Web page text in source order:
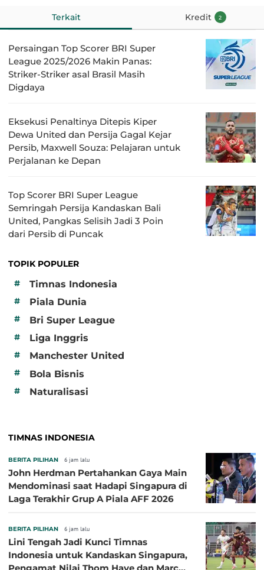
Terkait Kredit 2
Persaingan Top Scorer BRI Super
League 2025/2026 Makin Panas:
Striker-Striker asal Brasil Masih
Digdaya
Eksekusi Penaltinya Ditepis Kiper
Dewa United dan Persija Gagal Kejar
Persib, Maxwell Souza: Pelajaran untuk
Perjalanan ke Depan
Top Scorer BRI Super League
Semringah Persija Kandaskan Bali
United, Pangkas Selisih Jadi 3 Poin
dari Persib di Puncak
TOPIK POPULER
#
Timnas Indonesia
# Piala Dunia
# Bri Super League
# Liga Inggris
# Manchester United
# Bola Bisnis
# Naturalisasi
TIMNAS INDONESIA
BERITA PILIHAN 6 jam lalu
John Herdman Pertahankan Gaya Main
Mendominasi saat Hadapi Singapura di
Laga Terakhir Grup A Piala AFF 2026
BERITA PILIHAN 6 jam lalu
Lini Tengah Jadi Kunci Timnas
Indonesia untuk Kandaskan Singapura,